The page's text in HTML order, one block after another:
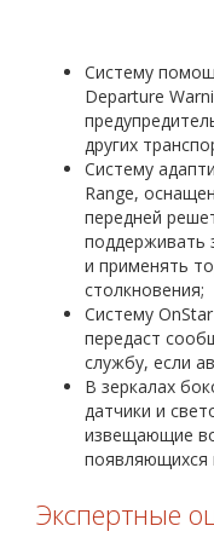
Систему
Departure
других
Систему
Range,
передней
поддерживать
и применять
столкновения;
Систему
передаст
службу, если
В зеркалах
датчики и
извещающие
появляющихся
Экспертные